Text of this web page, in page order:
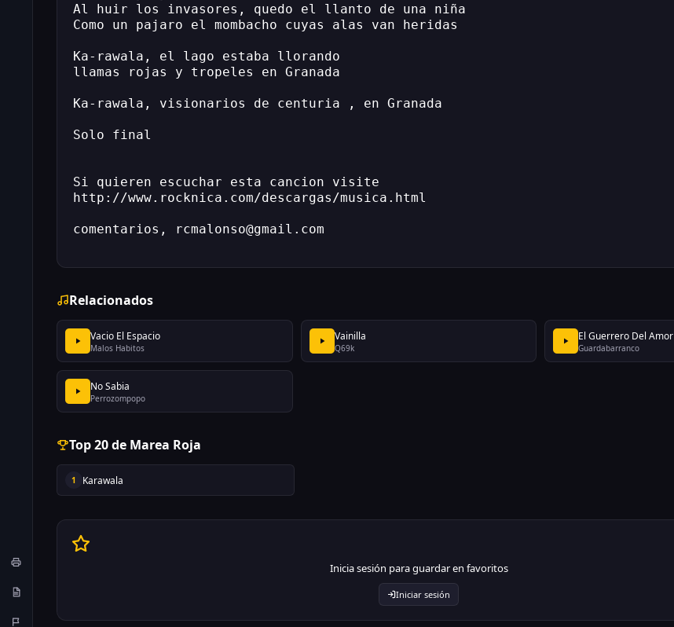
Al huir los invasores, quedo el llanto de una niña
Como un pajaro el mombacho cuyas alas van heridas
Ka-rawala, el lago estaba llorando
llamas rojas y tropeles en Granada
Ka-rawala, visionarios de centuria , en Granada
Solo final
Si quieren escuchar esta cancion visite
http://www.rocknica.com/descargas/musica.html
comentarios, rcmalonso@gmail.com
Relacionados
Vacio El Espacio
Malos Habitos
Vainilla
Q69k
El Guerrero Del Amor
Guardabarranco
No Sabia
Perrozompopo
Top 20 de Marea Roja
1 Karawala
Inicia sesión para guardar en favoritos
Iniciar sesión